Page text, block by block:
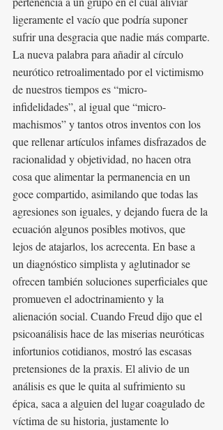
ligeramente el vacío que podría suponer
sufrir una desgracia que nadie más comparte.
La nueva palabra para añadir al círculo
neurótico retroalimentado por el victimismo
de nuestros tiempos es “micro-
infidelidades”, al igual que “micro-
machismos” y tantos otros inventos con los
que rellenar artículos infames disfrazados de
racionalidad y objetividad, no hacen otra
cosa que alimentar la permanencia en un
goce compartido, asimilando que todas las
agresiones son iguales, y dejando fuera de la
ecuación algunos posibles motivos, que
lejos de atajarlos, los acrecenta. En base a
un diagnóstico simplista y aglutinador se
ofrecen también soluciones superficiales que
promueven el adoctrinamiento y la
alienación social. Cuando Freud dijo que el
psicoanálisis hace de las miserias neuróticas
infortunios cotidianos, mostró las escasas
pretensiones de la praxis. El alivio de un
análisis es que le quita al sufrimiento su
épica, saca a alguien del lugar coagulado de
víctima de su historia, justamente lo